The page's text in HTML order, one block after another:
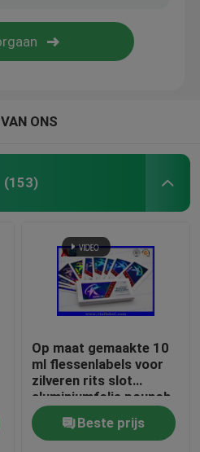
ONS
(153)
Op maat gemaakte 10
ml flessenlabels voor
zilveren rits slot
aluminiumfolie pounch
print glas flessenlabels
Beste prijs